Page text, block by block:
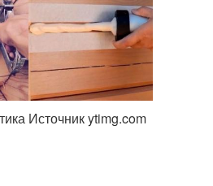
Источник ytimg.com